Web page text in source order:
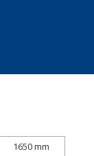
1650 mm